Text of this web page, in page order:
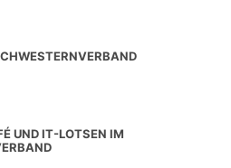
UND IT-LOTSEN IM